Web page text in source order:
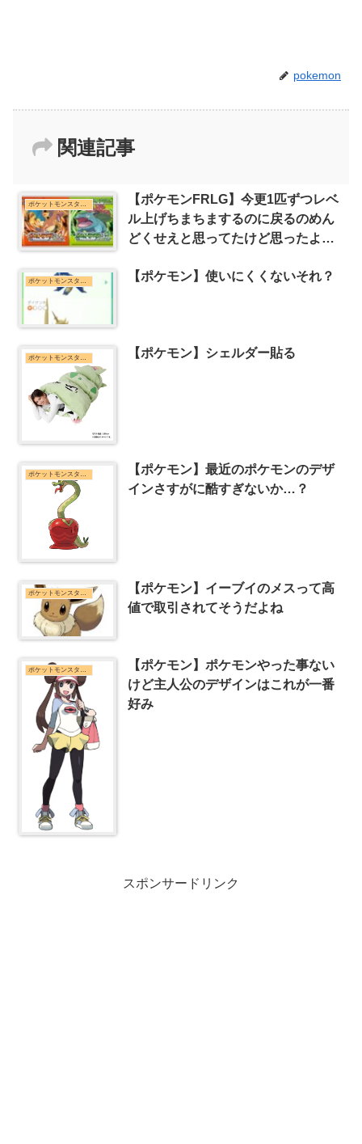
pokemon
関連記事
ポケットモンスターシリーズまとめ
【ポケモンFRLG】今更1匹ずつレベ
ル上げちまちまするのに戻るのめん
どくせえと思ってたけど思ったより
ポケットモンスターシリーズまとめ 【ポケモン】使いにくくないそれ？
ポケットモンスターシリーズまとめ 【ポケモン】シェルダー貼る
ポケットモンスターシリーズまとめ
【ポケモン】最近のポケモンのデザ
インさすがに酷すぎないか…？
【ポケモン】イーブイのメスって高
値で取引されてそうだよね
ポケットモンスターシリーズまとめ
【ポケモン】ポケモンやった事ない
けど主人公のデザインはこれが一番
好み
スポンサードリンク